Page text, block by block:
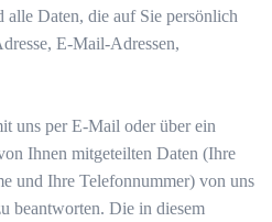
alle Daten, die auf Sie persönlich
E-Mail-Adressen,
uns per E-Mail oder über ein
Ihnen mitgeteilten Daten (Ihre
und Ihre Telefonnummer) von uns
beantworten. Die in diesem